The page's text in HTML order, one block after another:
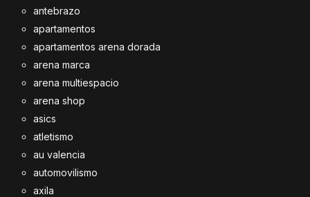
antebrazo
apartamentos
apartamentos arena dorada
arena marca
arena multiespacio
arena shop
asics
atletismo
au valencia
automovilismo
axila